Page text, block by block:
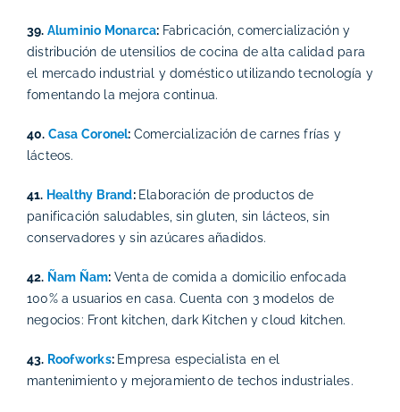
39. Aluminio Monarca: Fabricación, comercialización y
distribución de utensilios de cocina de alta calidad para
el mercado industrial y doméstico utilizando tecnología y
fomentando la mejora continua.
40. Casa Coronel: Comercialización de carnes frías y
lácteos.
41. Healthy Brand: Elaboración de productos de
panificación saludables, sin gluten, sin lácteos, sin
conservadores y sin azúcares añadidos.
42. Ñam Ñam: Venta de comida a domicilio enfocada
100% a usuarios en casa. Cuenta con 3 modelos de
negocios: Front kitchen, dark Kitchen y cloud kitchen.
43. Roofworks: Empresa especialista en el
mantenimiento y mejoramiento de techos industriales.